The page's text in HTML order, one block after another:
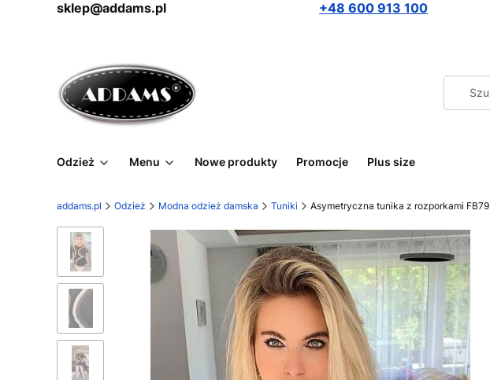
sklep@addams.pl +48 600 913 100
Odzież Menu Nowe produkty Promocje Plus size
addams.pl Odzież Modna odzież damska Tuniki Asymetryczna tunika z rozporkami FB79